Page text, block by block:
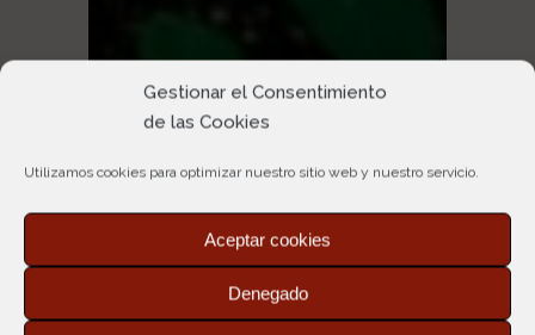
Gestionar el Consentimiento
de las Cookies
Utilizamos cookies para optimizar nuestro sitio web y nuestro servicio.
Aceptar cookies
Denegado